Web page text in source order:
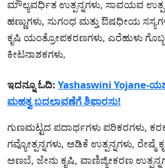
ಮೌಲ್ಯವರ್ಧಿತ ಉತ್ಪನ್ನಗಳು, ಸಾವಯವ
ಹಣ್ಣುಗಳು, ಸುಗಂಧ ಮತ್ತು ಔಷಧೀಯ
ಕೃಷಿ ಯಂತ್ರೋಪಕರಣಗಳು, ಎರೆಹುಳು
ಕೀಟನಾಶಕಗಳು,
ಇದನ್ನೂ ಓದಿ: Yashaswini
ಮಹತ್ವ ಬದಲಾವಣೆಗೆ ಶಿಫಾರಸು!
ಗುಣಮಟ್ಟದ ಪದಾರ್ಥಗಳು ಪರಿಕರಗಳು,
ಗವ್ಯೋತ್ಪನ್ನಗಳು, ಅಡಿಕೆ ಉತ್ಪನ್ನಗಳು,
ಅಣಬೆ, ಜೇನು ಕೃಷಿ, ವಾಣಿಜ್ಯೀಕರಣ